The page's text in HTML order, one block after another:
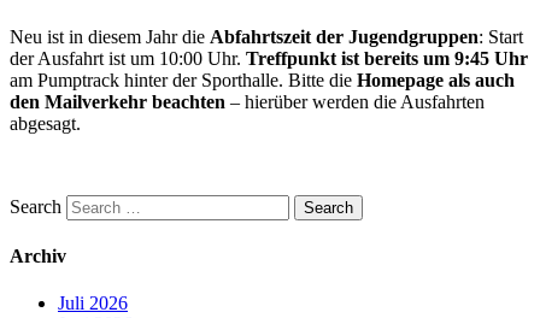
spezielle
Themen
interessieren.
Neu ist in diesem Jahr die Abfahrtszeit der Jugendgruppen: Start
der Ausfahrt ist um 10:00 Uhr. Treffpunkt ist bereits um 9:45 Uhr
am Pumptrack hinter der Sporthalle. Bitte die Homepage als auch
den Mailverkehr beachten – hierüber werden die Ausfahrten
abgesagt.
Search
Archiv
Juli 2026